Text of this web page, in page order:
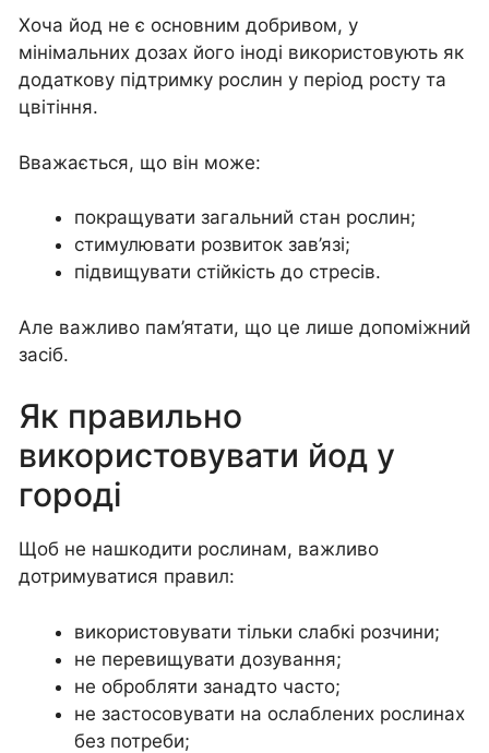
Хоча йод не є основним добривом, у
мінімальних дозах його іноді використовують як
додаткову підтримку рослин у період росту та
цвітіння.
Вважається, що він може:
покращувати загальний стан рослин;
стимулювати розвиток зав’язі;
підвищувати стійкість до стресів.
Але важливо пам’ятати, що це лише допоміжний
засіб.
Як правильно
використовувати йод у
городі
Щоб не нашкодити рослинам, важливо
дотримуватися правил:
використовувати тільки слабкі розчини;
не перевищувати дозування;
не обробляти занадто часто;
не застосовувати на ослаблених рослинах
без потреби;